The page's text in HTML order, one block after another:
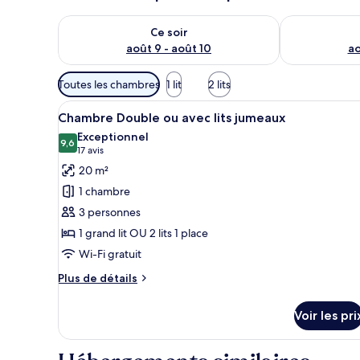
s
Ce soir
août 9 - août 10
Vérifier la disponibilité pour ce soir août 9 - août 10
Vérifier la
Filtres
disponibles
pour
les
chambres
Toutes les chambres 1 lit 2 lits
Afficher
toutes
les
photos
pour
ce
type
de
chambre :
Chambre
avec
lits
Une chambre d’hôtel
6
Chambre Double ou avec lits jumeaux
9,69,6 sur 10
Exceptionnel
17 avis
(17 avis)
20 m²
1 chambre
3 personnes
1 grand lit OU 2 lits 1 place
Wi-Fi gratuit
Plus de détails
Plus
le
type
Voir les